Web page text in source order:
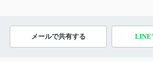
メールで共有する LINE